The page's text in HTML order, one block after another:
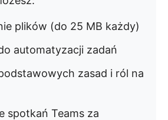
plików (do 25 MB każdy)
automatyzacji zadań
zasad i ról na
spotkań Teams za